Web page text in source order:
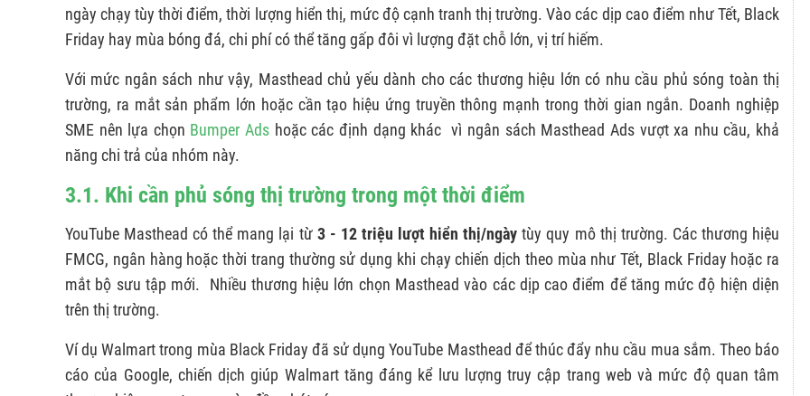
ngày chạy tùy thời điểm, thời lượng hiển thị, mức độ cạnh tranh thị trường. Vào các dịp cao điểm như Tết, Black
Friday hay mùa bóng đá, chi phí có thể tăng gấp đôi vì lượng đặt chỗ lớn, vị trí hiếm.
Với mức ngân sách như vậy, Masthead chủ yếu dành cho các thương hiệu lớn có nhu cầu phủ sóng toàn thị
trường, ra mắt sản phẩm lớn hoặc cần tạo hiệu ứng truyền thông mạnh trong thời gian ngắn. Doanh nghiệp
SME nên lựa chọn Bumper Ads hoặc các định dạng khác vì ngân sách Masthead Ads vượt xa nhu cầu, khả
năng chi trả của nhóm này.
3.1. Khi cần phủ sóng thị trường trong một thời điểm
YouTube Masthead có thể mang lại từ 3 - 12 triệu lượt hiển thị/ngày tùy quy mô thị trường. Các thương hiệu
FMCG, ngân hàng hoặc thời trang thường sử dụng khi chạy chiến dịch theo mùa như Tết, Black Friday hoặc ra
mắt bộ sưu tập mới. Nhiều thương hiệu lớn chọn Masthead vào các dịp cao điểm để tăng mức độ hiện diện
trên thị trường.
Ví dụ Walmart trong mùa Black Friday đã sử dụng YouTube Masthead để thúc đẩy nhu cầu mua sắm. Theo báo
cáo của Google, chiến dịch giúp Walmart tăng đáng kể lưu lượng truy cập trang web và mức độ quan tâm